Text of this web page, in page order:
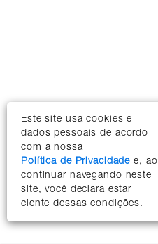
Este site usa cookies e
dados pessoais de acordo
com a nossa
Política de Privacidade e, ao
continuar navegando neste
site, você declara estar
ciente dessas condições.